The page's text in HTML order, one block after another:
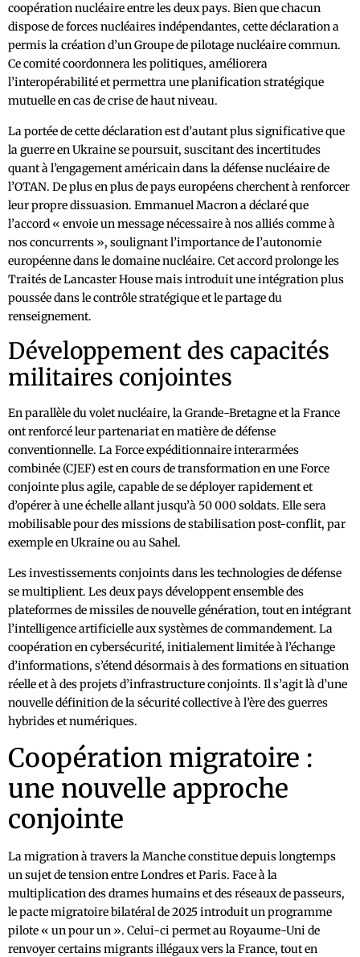
coopération nucléaire entre les deux pays. Bien que chacun
dispose de forces nucléaires indépendantes, cette déclaration a
permis la création d’un Groupe de pilotage nucléaire commun.
Ce comité coordonnera les politiques, améliorera
l’interopérabilité et permettra une planification stratégique
mutuelle en cas de crise de haut niveau.
La portée de cette déclaration est d’autant plus significative que
la guerre en Ukraine se poursuit, suscitant des incertitudes
quant à l’engagement américain dans la défense nucléaire de
l’OTAN. De plus en plus de pays européens cherchent à renforcer
leur propre dissuasion. Emmanuel Macron a déclaré que
l’accord « envoie un message nécessaire à nos alliés comme à
nos concurrents », soulignant l’importance de l’autonomie
européenne dans le domaine nucléaire. Cet accord prolonge les
Traités de Lancaster House mais introduit une intégration plus
poussée dans le contrôle stratégique et le partage du
renseignement.
Développement des capacités
militaires conjointes
En parallèle du volet nucléaire, la Grande-Bretagne et la France
ont renforcé leur partenariat en matière de défense
conventionnelle. La Force expéditionnaire interarmées
combinée (CJEF) est en cours de transformation en une Force
conjointe plus agile, capable de se déployer rapidement et
d’opérer à une échelle allant jusqu’à 50 000 soldats. Elle sera
mobilisable pour des missions de stabilisation post-conflit, par
exemple en Ukraine ou au Sahel.
Les investissements conjoints dans les technologies de défense
se multiplient. Les deux pays développent ensemble des
plateformes de missiles de nouvelle génération, tout en intégrant
l’intelligence artificielle aux systèmes de commandement. La
coopération en cybersécurité, initialement limitée à l’échange
d’informations, s’étend désormais à des formations en situation
réelle et à des projets d’infrastructure conjoints. Il s’agit là d’une
nouvelle définition de la sécurité collective à l’ère des guerres
hybrides et numériques.
Coopération migratoire :
une nouvelle approche
conjointe
La migration à travers la Manche constitue depuis longtemps
un sujet de tension entre Londres et Paris. Face à la
multiplication des drames humains et des réseaux de passeurs,
le pacte migratoire bilatéral de 2025 introduit un programme
pilote « un pour un ». Celui-ci permet au Royaume-Uni de
renvoyer certains migrants illégaux vers la France, tout en